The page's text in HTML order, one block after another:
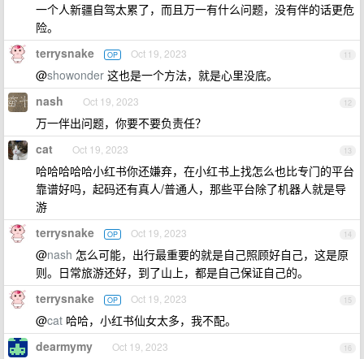
一个人新疆自驾太累了，而且万一有什么问题，没有伴的话更危
险。
11
terrysnake OP Oct 19, 2023
@showonder 这也是一个方法，就是心里没底。
12
nash Oct 19, 2023
万一伴出问题，你要不要负责任？
13
cat Oct 19, 2023
哈哈哈哈哈小红书你还嫌弃，在小红书上找怎么也比专门的平台
靠谱好吗，起码还有真人/普通人，那些平台除了机器人就是导
游
14
terrysnake OP Oct 19, 2023
@nash 怎么可能，出行最重要的就是自己照顾好自己，这是原
则。日常旅游还好，到了山上，都是自己保证自己的。
15
terrysnake OP Oct 19, 2023
@cat 哈哈，小红书仙女太多，我不配。
16
dearmymy Oct 19, 2023